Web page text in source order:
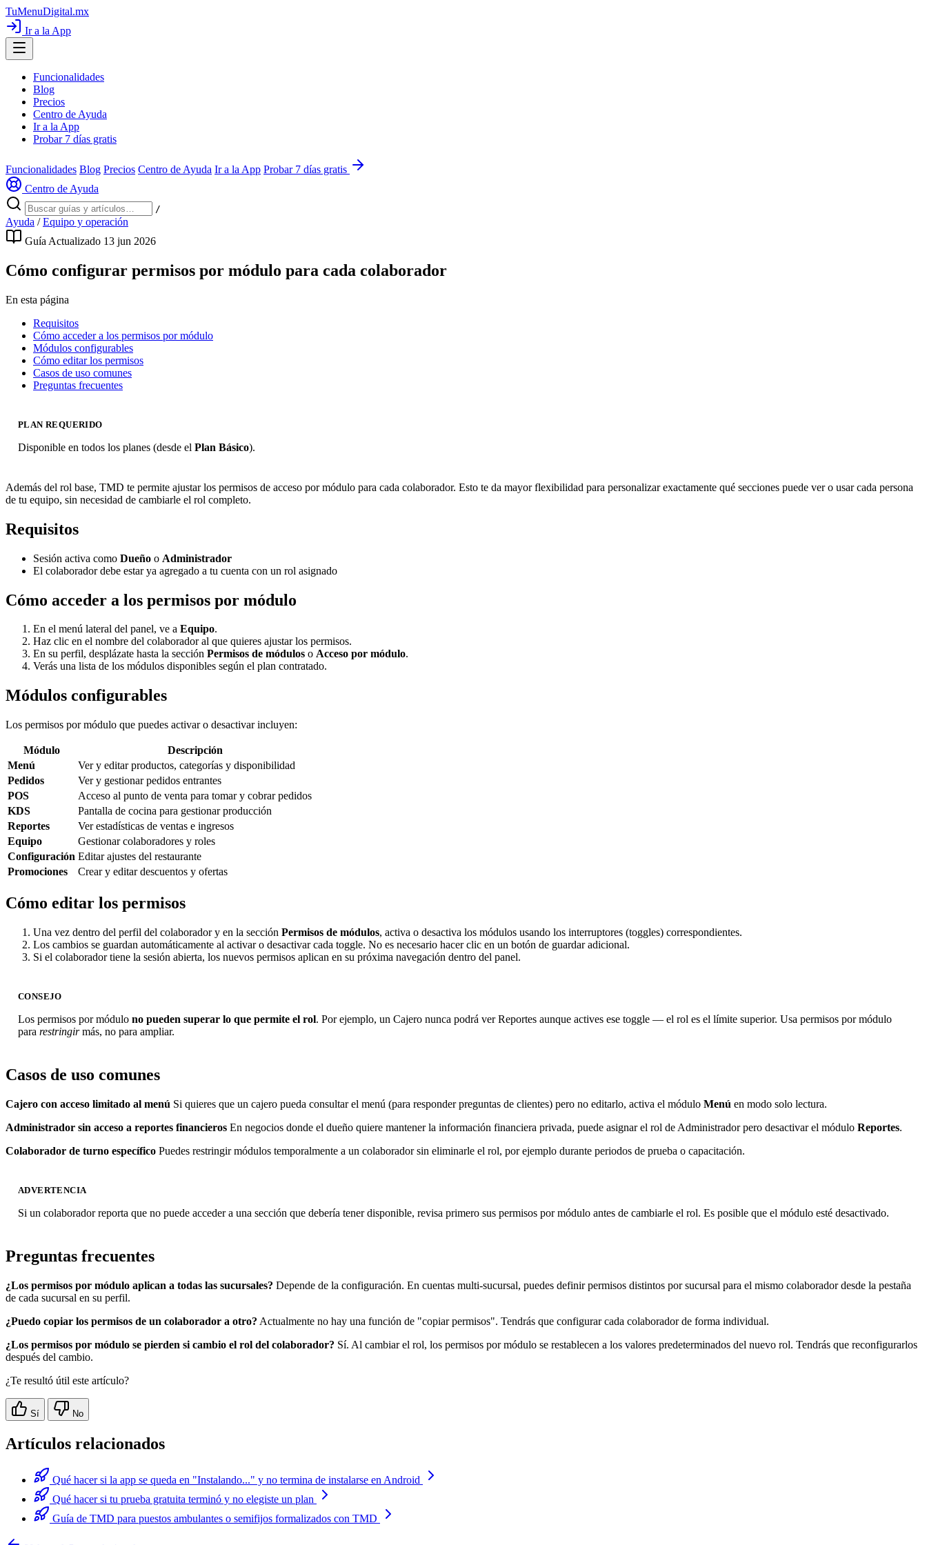
TuMenuDigital.mx
Ir a la App
Funcionalidades
Blog
Precios
Centro de Ayuda
Ir a la App
Probar 7 días gratis
Funcionalidades Blog Precios Centro de Ayuda Ir a la App Probar 7 días gratis
Centro de Ayuda
/
Ayuda / Equipo y operación
Guía Actualizado 13 jun 2026
Cómo configurar permisos por módulo para cada colaborador
En esta página
Requisitos
Cómo acceder a los permisos por módulo
Módulos configurables
Cómo editar los permisos
Casos de uso comunes
Preguntas frecuentes
PLAN REQUERIDO
Disponible en todos los planes (desde el Plan Básico).
Además del rol base, TMD te permite ajustar los permisos de acceso por módulo para cada colaborador. Esto te da mayor flexibilidad para personalizar exactamente qué secciones puede ver o usar cada persona
de tu equipo, sin necesidad de cambiarle el rol completo.
Requisitos
Sesión activa como Dueño o Administrador
El colaborador debe estar ya agregado a tu cuenta con un rol asignado
Cómo acceder a los permisos por módulo
En el menú lateral del panel, ve a Equipo.
Haz clic en el nombre del colaborador al que quieres ajustar los permisos.
En su perfil, desplázate hasta la sección Permisos de módulos o Acceso por módulo.
Verás una lista de los módulos disponibles según el plan contratado.
Módulos configurables
Los permisos por módulo que puedes activar o desactivar incluyen:
Módulo
Descripción
Menú
Ver y editar productos, categorías y disponibilidad
Pedidos
Ver y gestionar pedidos entrantes
POS
Acceso al punto de venta para tomar y cobrar pedidos
KDS
Pantalla de cocina para gestionar producción
Reportes
Ver estadísticas de ventas e ingresos
Equipo
Gestionar colaboradores y roles
Configuración Editar ajustes del restaurante
Promociones
Crear y editar descuentos y ofertas
Cómo editar los permisos
Una vez dentro del perfil del colaborador y en la sección Permisos de módulos, activa o desactiva los módulos usando los interruptores (toggles) correspondientes.
Los cambios se guardan automáticamente al activar o desactivar cada toggle. No es necesario hacer clic en un botón de guardar adicional.
Si el colaborador tiene la sesión abierta, los nuevos permisos aplican en su próxima navegación dentro del panel.
CONSEJO
Los permisos por módulo no pueden superar lo que permite el rol. Por ejemplo, un Cajero nunca podrá ver Reportes aunque actives ese toggle — el rol es el límite superior. Usa permisos por módulo
para restringirmás, no para ampliar.
Casos de uso comunes
Cajero con acceso limitado al menú Si quieres que un cajero pueda consultar el menú (para responder preguntas de clientes) pero no editarlo, activa el módulo Menú en modo solo lectura.
Administrador sin acceso a reportes financieros En negocios donde el dueño quiere mantener la información financiera privada, puede asignar el rol de Administrador pero desactivar el módulo Reportes.
Colaborador de turno específico Puedes restringir módulos temporalmente a un colaborador sin eliminarle el rol, por ejemplo durante periodos de prueba o capacitación.
ADVERTENCIA
Si un colaborador reporta que no puede acceder a una sección que debería tener disponible, revisa primero sus permisos por módulo antes de cambiarle el rol. Es posible que el módulo esté desactivado.
Preguntas frecuentes
¿Los permisos por módulo aplican a todas las sucursales? Depende de la configuración. En cuentas multi-sucursal, puedes definir permisos distintos por sucursal para el mismo colaborador desde la pestaña
de cada sucursal en su perfil.
¿Puedo copiar los permisos de un colaborador a otro? Actualmente no hay una función de "copiar permisos". Tendrás que configurar cada colaborador de forma individual.
¿Los permisos por módulo se pierden si cambio el rol del colaborador? Sí. Al cambiar el rol, los permisos por módulo se restablecen a los valores predeterminados del nuevo rol. Tendrás que reconfigurarlos
después del cambio.
¿Te resultó útil este artículo?
Sí No
Artículos relacionados
Qué hacer si la app se queda en "Instalando..." y no termina de instalarse en Android
Qué hacer si tu prueba gratuita terminó y no elegiste un plan
Guía de TMD para puestos ambulantes o semifijos formalizados con TMD